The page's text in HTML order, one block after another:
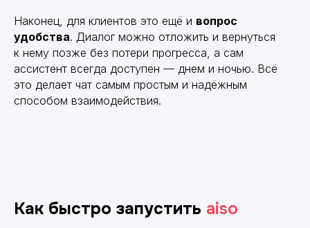
Наконец, для клиентов это ещё и вопрос
удобства. Диалог можно отложить и вернуться
к нему позже без потери прогресса, а сам
ассистент всегда доступен — днем и ночью. Всё
это делает чат самым простым и надёжным
способом взаимодействия.
Как быстро запустить aiso